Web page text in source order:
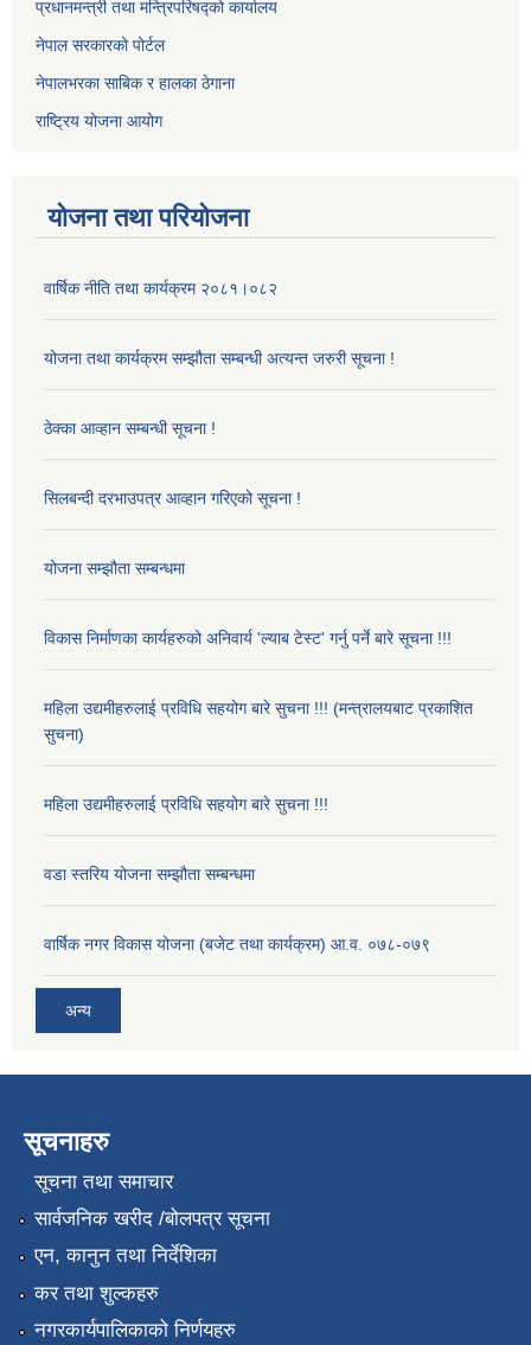
प्रधानमन्त्री तथा मन्त्रिपरिषद्को कार्यालय
नेपाल सरकारको पोर्टल
नेपालभरका साबिक र हालका ठेगाना
राष्ट्रिय योजना आयोग
योजना तथा परियोजना
वार्षिक नीति तथा कार्यक्रम २०८१।०८२
योजना तथा कार्यक्रम सम्झौता सम्बन्धी अत्यन्त जरुरी सूचना !
ठेक्का आव्हान सम्बन्धी सूचना !
सिलबन्दी दरभाउपत्र आव्हान गरिएको सूचना !
योजना सम्झौता सम्बन्धमा
विकास निर्माणका कार्यहरुको अनिवार्य 'ल्याब टेस्ट' गर्नु पर्ने बारे सूचना !!!
महिला उद्यमीहरुलाई प्रविधि सहयोग बारे सुचना !!! (मन्त्रालयबाट प्रकाशित
सुचना)
महिला उद्यमीहरुलाई प्रविधि सहयोग बारे सुचना !!!
वडा स्तरिय योजना सम्झौता सम्बन्धमा
वार्षिक नगर विकास योजना (बजेट तथा कार्यक्रम) आ.व. ०७८-०७९
अन्य
सूचनाहरु
सूचना तथा समाचार
सार्वजनिक खरीद /बोलपत्र सूचना
एन, कानुन तथा निर्देशिका
कर तथा शुल्कहरु
नगरकार्यपालिकाको निर्णयहरु